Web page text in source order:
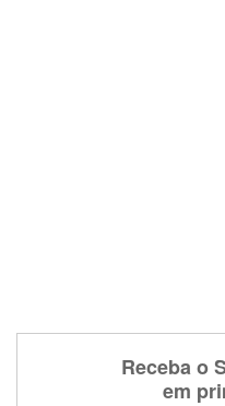
Receba o
em